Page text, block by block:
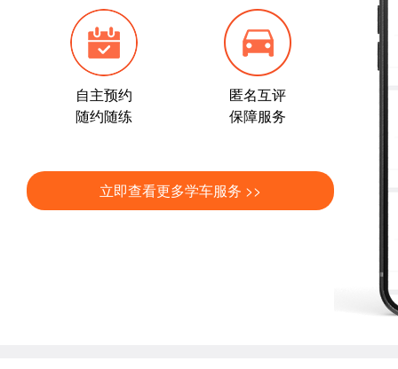
自主预约
随约随练
匿名互评
保障服务
立即查看更多学车服务 >>